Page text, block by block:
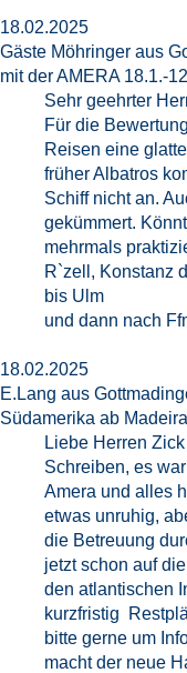
18.02.2025
Gäste Möhringer aus
mit der AMERA 18.1.-
Sehr geehrter
Für die
Reisen eine
früher Albatros
Schiff nicht an.
gekümmert.
mehrmals
R`zell, Konstanz
bis Ulm
und dann nach
18.02.2025
E.Lang aus
Südamerika ab Madeira
Liebe Herren
Schreiben, es
Amera und alles
etwas unruhig,
die Betreuung
jetzt schon auf
den atlantischen
kurzfristig
bitte gerne um
macht der neue